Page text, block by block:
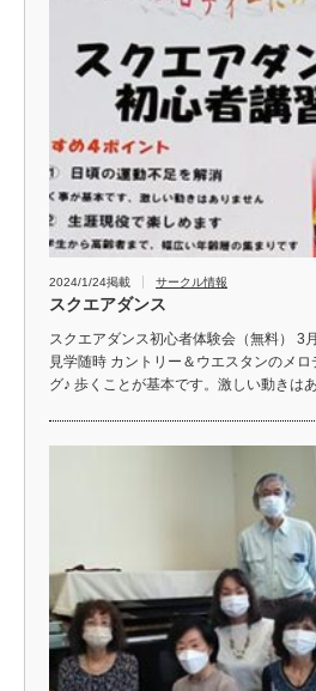
2024/1/24掲載 サークル情報
スクエアダンス
スクエアダンス初心者体験会（無料）
見学随時 カントリー＆ウエスタンのメ
グ♪ 歩くことが基本です。激しい動きは